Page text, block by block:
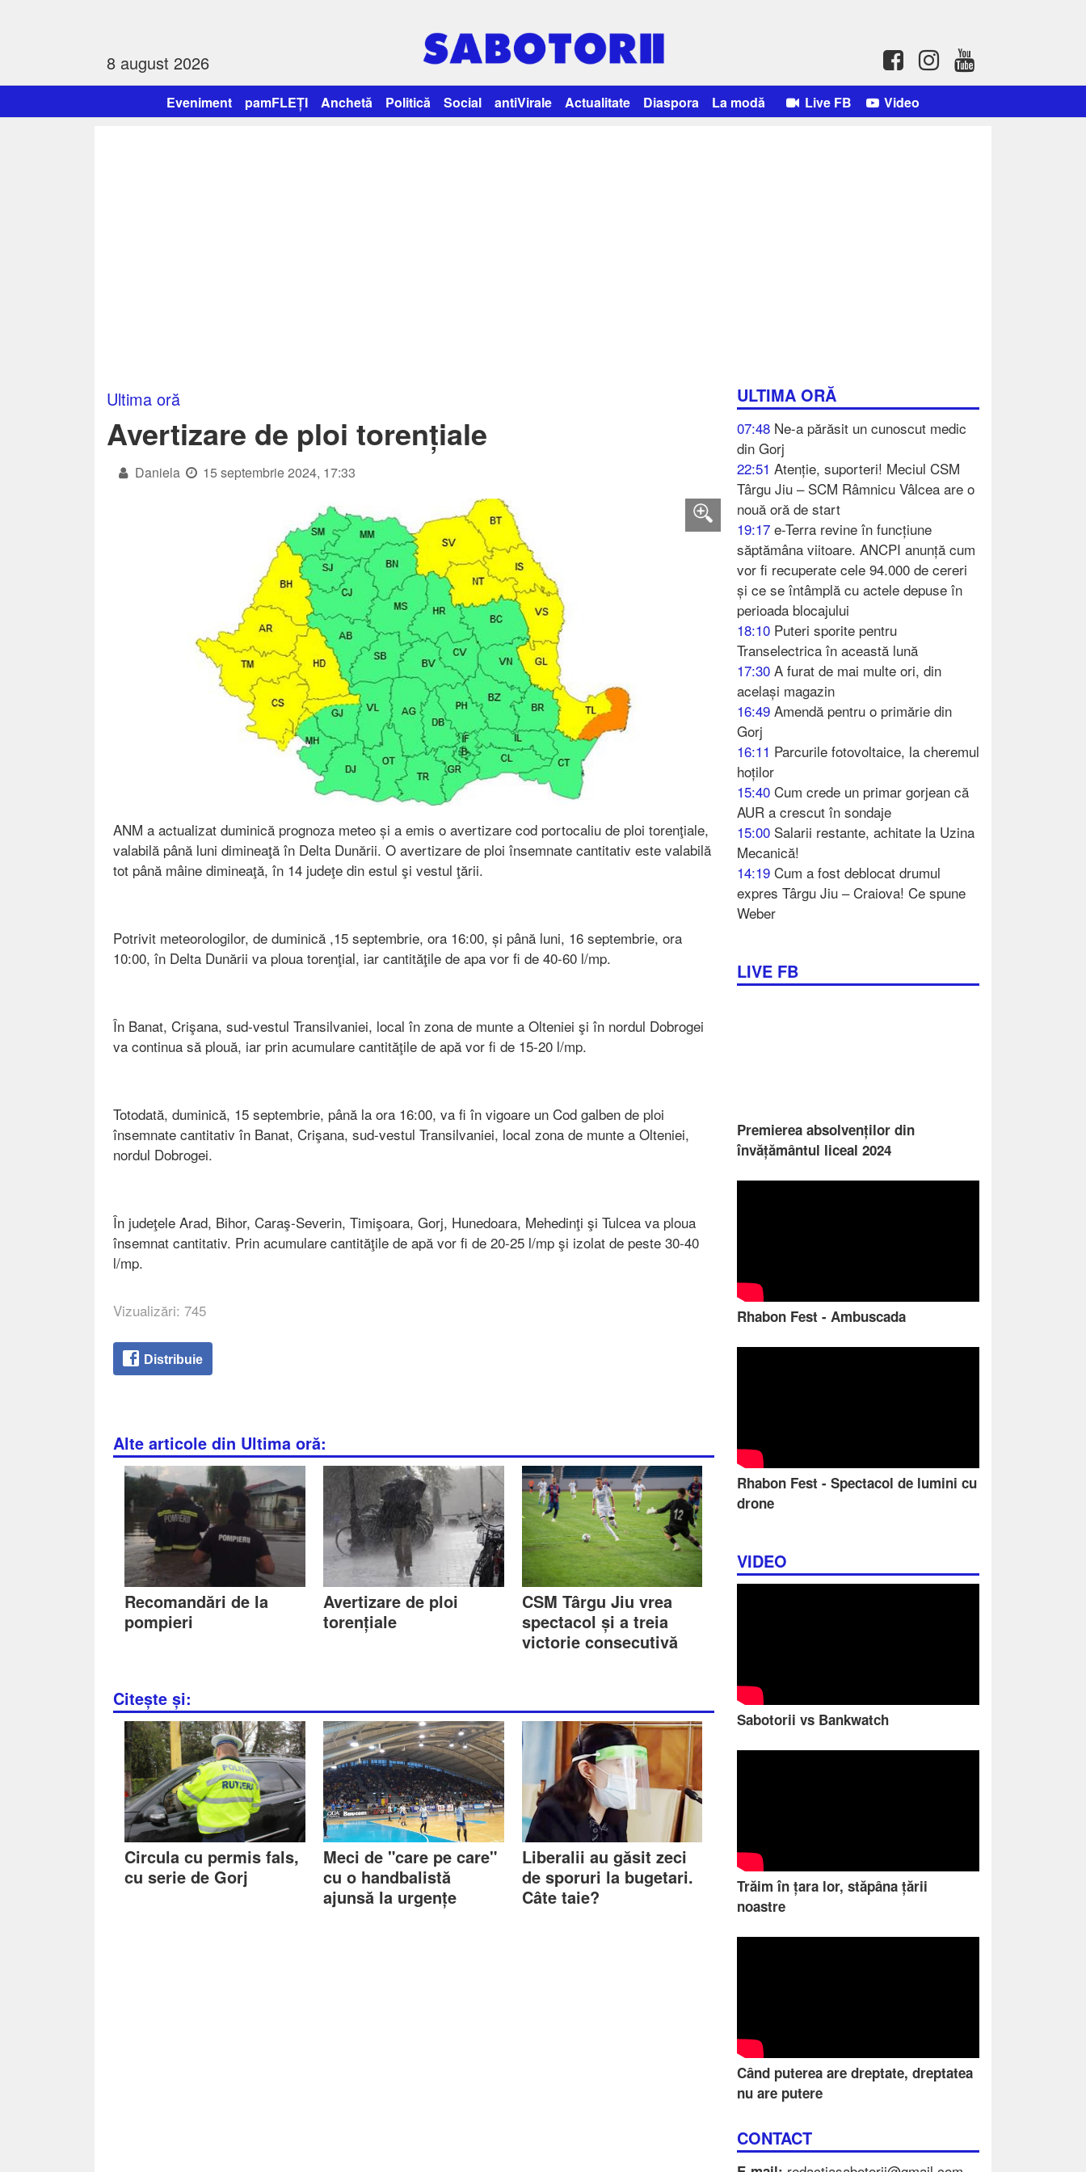
8 august 2026
Eveniment pamFLEȚI Anchetă Politică Social antiVirale Actualitate Diaspora La modă Live FB Video
ULTIMA ORĂ
07:48 Ne-a părăsit un cunoscut medic
din Gorj
22:51 Atenție, suporteri! Meciul CSM
Târgu Jiu – SCM Râmnicu Vâlcea are o
nouă oră de start
19:17 e-Terra revine în funcțiune
săptămâna viitoare. ANCPI anunță cum
vor fi recuperate cele 94.000 de cereri
și ce se întâmplă cu actele depuse în
perioada blocajului
18:10 Puteri sporite pentru
Transelectrica în această lună
17:30 A furat de mai multe ori, din
același magazin
16:49 Amendă pentru o primărie din
Gorj
16:11 Parcurile fotovoltaice, la cheremul
hoților
15:40 Cum crede un primar gorjean că
AUR a crescut în sondaje
15:00 Salarii restante, achitate la Uzina
Mecanică!
14:19 Cum a fost deblocat drumul
expres Târgu Jiu – Craiova! Ce spune
Weber
LIVE FB
Premierea absolvenților din
învățământul liceal 2024
Rhabon Fest - Ambuscada
Rhabon Fest - Spectacol de lumini cu
drone
VIDEO
Sabotorii vs Bankwatch
Trăim în țara lor, stăpâna țării
noastre
Când puterea are dreptate, dreptatea
nu are putere
CONTACT
Ultima oră
Avertizare de ploi torențiale
Daniela 15 septembrie 2024, 17:33
ANM a actualizat duminică prognoza meteo și a emis o avertizare cod portocaliu de ploi torenţiale,
valabilă până luni dimineaţă în Delta Dunării. O avertizare de ploi însemnate cantitativ este valabilă
tot până mâine dimineaţă, în 14 judeţe din estul şi vestul ţării.
Potrivit meteorologilor, de duminică ,15 septembrie, ora 16:00, și până luni, 16 septembrie, ora
10:00, în Delta Dunării va ploua torenţial, iar cantităţile de apa vor fi de 40-60 l/mp.
În Banat, Crişana, sud-vestul Transilvaniei, local în zona de munte a Olteniei şi în nordul Dobrogei
va continua să plouă, iar prin acumulare cantităţile de apă vor fi de 15-20 l/mp.
Totodată, duminică, 15 septembrie, până la ora 16:00, va fi în vigoare un Cod galben de ploi
însemnate cantitativ în Banat, Crişana, sud-vestul Transilvaniei, local zona de munte a Olteniei,
nordul Dobrogei.
În judeţele Arad, Bihor, Caraş-Severin, Timişoara, Gorj, Hunedoara, Mehedinţi şi Tulcea va ploua
însemnat cantitativ. Prin acumulare cantităţile de apă vor fi de 20-25 l/mp şi izolat de peste 30-40
l/mp.
Vizualizări: 745
Distribuie
Alte articole din Ultima oră:
Recomandări de la
pompieri
Avertizare de ploi
torențiale
CSM Târgu Jiu vrea
spectacol și a treia
victorie consecutivă
Citește și:
Circula cu permis fals,
cu serie de Gorj
Meci de "care pe care"
cu o handbalistă
ajunsă la urgențe
Liberalii au găsit zeci
de sporuri la bugetari.
Câte taie?